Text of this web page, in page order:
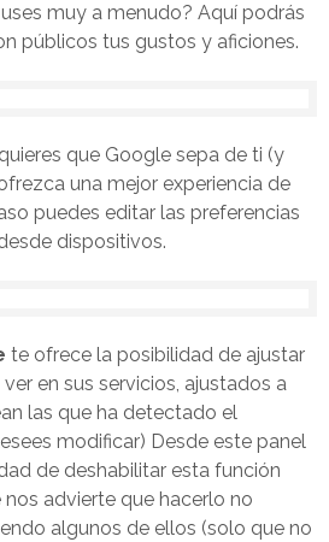
muy a menudo? Aquí podrás
públicos tus gustos y aficiones.
que Google sepa de ti (y
una mejor experiencia de
puedes editar las preferencias
dispositivos.
te ofrece la posibilidad de ajustar
en sus servicios, ajustados a
las que ha detectado el
modificar) Desde este panel
de deshabilitar esta función
advierte que hacerlo no
algunos de ellos (solo que no